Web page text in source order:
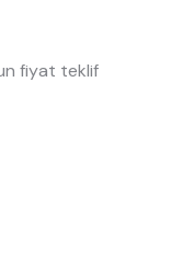
fiyat teklif